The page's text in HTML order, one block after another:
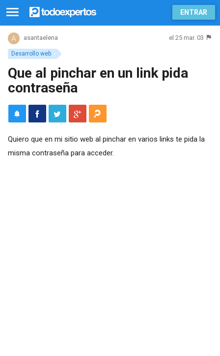
ENTRAR
Desarrollo web
asantaelena el 25 mar. 03
Que al pinchar en un link pida
contraseña
Quiero que en mi sitio web al pinchar en varios links te pida la
misma contraseña para acceder.